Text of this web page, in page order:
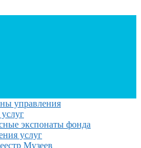
управления
экспонаты фонда
услуг
Музеев